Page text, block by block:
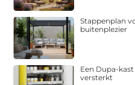
Stappenplan
buitenplezier
Een Dupa-
versterkt